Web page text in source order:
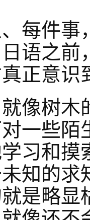
每件
语之
正意识
像树
一些陌
习和摸
知的求
是略